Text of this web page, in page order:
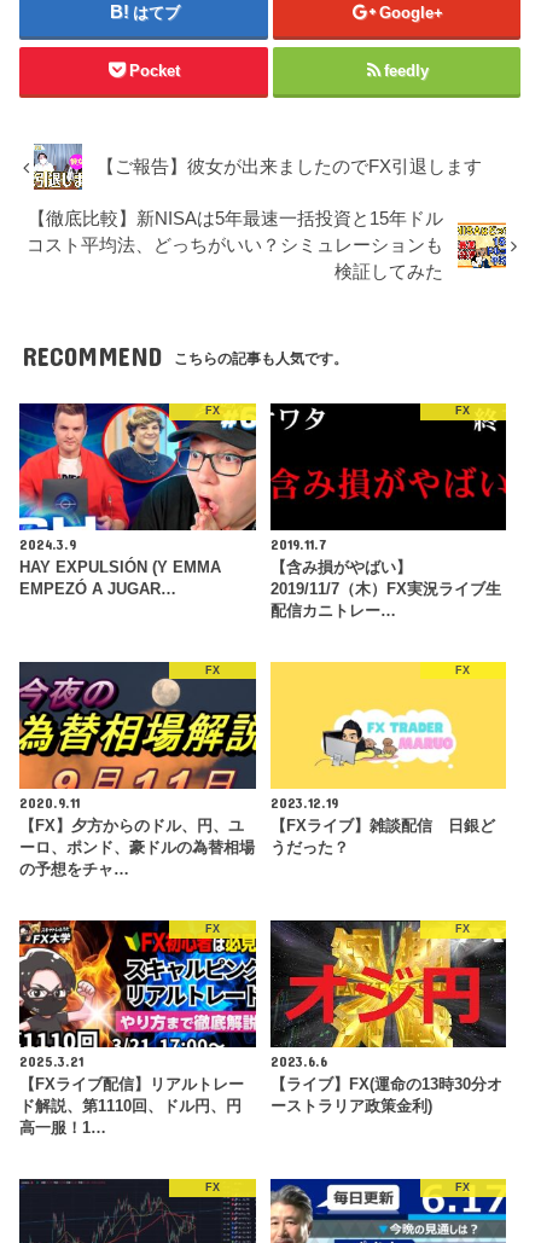
はてブ Google+
Pocket feedly
【ご報告】彼女が出来ましたのでFX引退します
【徹底比較】新NISAは5年最速一括投資と15年ドル
コスト平均法、どっちがいい？シミュレーションも
検証してみた
RECOMMEND こちらの記事も人気です。
FX
2024.3.9
HAY EXPULSIÓN (Y EMMA
EMPEZÓ A JUGAR…
FX
2019.11.7
【含み損がやばい】
2019/11/7（木）FX実況ライブ生
配信カニトレー…
FX
2020.9.11
【FX】夕方からのドル、円、ユ
ーロ、ポンド、豪ドルの為替相場
の予想をチャ…
FX
2023.12.19
【FXライブ】雑談配信 日銀ど
うだった？
FX
2025.3.21
【FXライブ配信】リアルトレー
ド解説、第1110回、ドル円、円
高一服！1…
FX
2023.6.6
【ライブ】FX(運命の13時30分オ
ーストラリア政策金利)
FX FX